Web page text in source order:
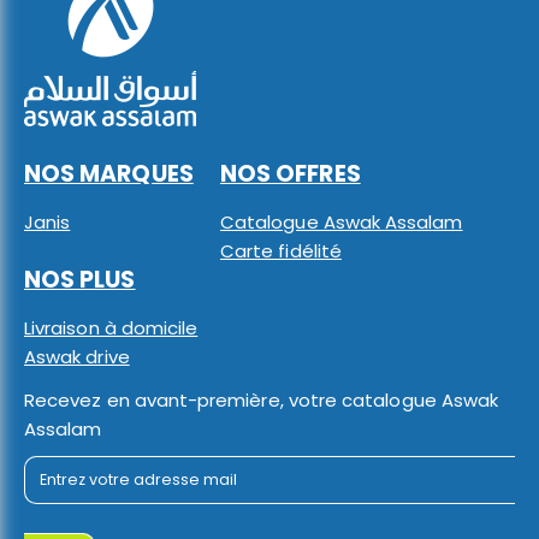
NOS MARQUES
Janis
NOS OFFRES
Catalogue Aswak Assalam
Carte fidélité
NOS PLUS
Livraison à domicile
Aswak drive
Recevez en avant-première, votre catalogue Aswak
Assalam